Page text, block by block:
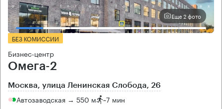
Еще 2 фото
БЕЗ КОМИССИИ
Бизнес-центр
Омега-2
Москва, улица Ленинская Слобода, 26
Автозаводская → 550 м ~7 мин